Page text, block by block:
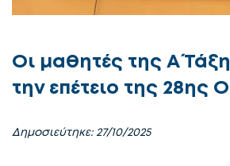
Οι μαθητές της Α΄
την επέτειο της 28ης
Δημοσιεύτηκε: 27/10/2025